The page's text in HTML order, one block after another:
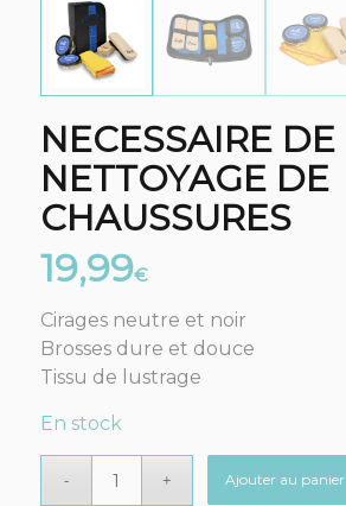
NECESSAIRE DE
NETTOYAGE DE
CHAUSSURES
19,99€
Cirages neutre et noir
Brosses dure et douce
Tissu de lustrage
En stock
Ajouter au panier